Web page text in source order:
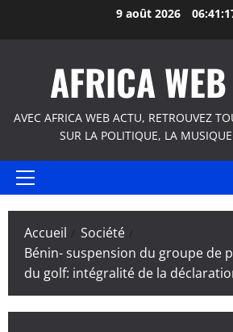
9 août 2026
AFRICA
AVEC AFRICA WEB ACTU, RETROUVEZ
SUR LA POLITIQUE, LA
Menu
Accueil
Société
Bénin- suspension du groupe de
du golf: intégralité de la